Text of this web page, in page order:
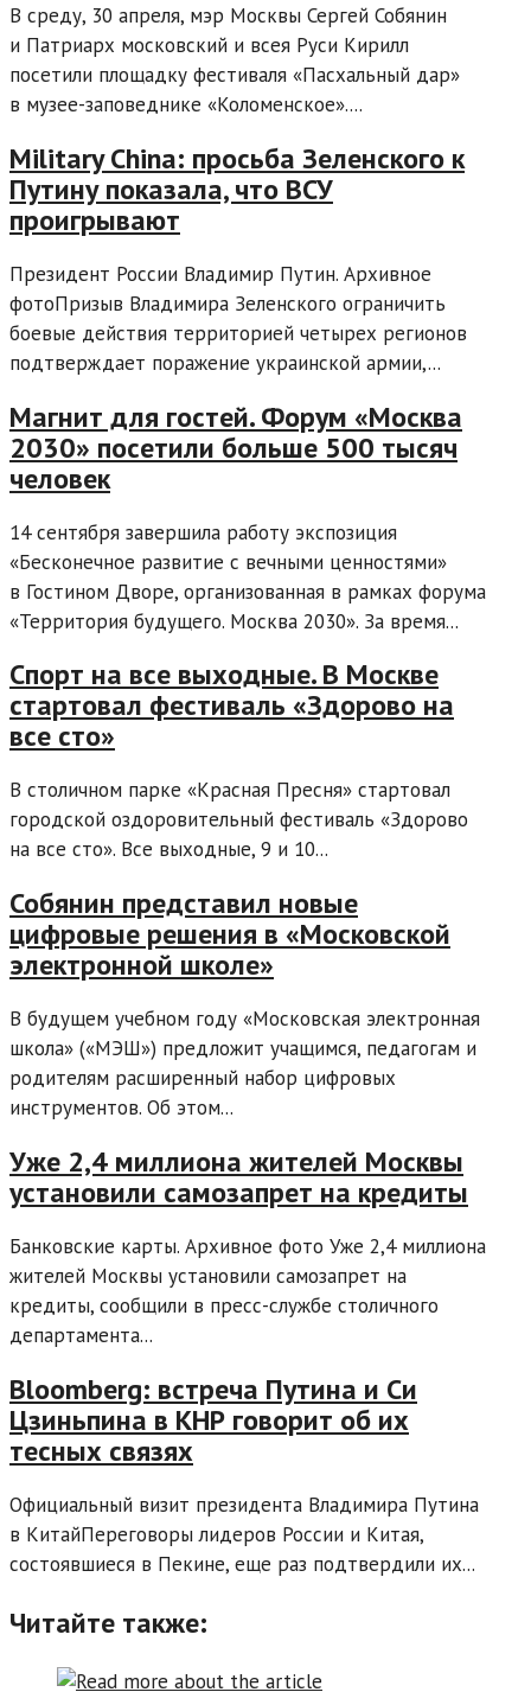
В среду, 30 апреля, мэр Москвы Сергей Собянин
и Патриарх московский и всея Руси Кирилл
посетили площадку фестиваля «Пасхальный дар»
в музее-заповеднике «Коломенское»....
Military China: просьба Зеленского к
Путину показала, что ВСУ
проигрывают
Президент России Владимир Путин. Архивное
фотоПризыв Владимира Зеленского ограничить
боевые действия территорией четырех регионов
подтверждает поражение украинской армии,...
Магнит для гостей. Форум «Москва
2030» посетили больше 500 тысяч
человек
14 сентября завершила работу экспозиция
«Бесконечное развитие с вечными ценностями»
в Гостином Дворе, организованная в рамках форума
«Территория будущего. Москва 2030». За время...
Спорт на все выходные. В Москве
стартовал фестиваль «Здорово на
все сто»
В столичном парке «Красная Пресня» стартовал
городской оздоровительный фестиваль «Здорово
на все сто». Все выходные, 9 и 10...
Собянин представил новые
цифровые решения в «Московской
электронной школе»
В будущем учебном году «Московская электронная
школа» («МЭШ») предложит учащимся, педагогам и
родителям расширенный набор цифровых
инструментов. Об этом...
Уже 2,4 миллиона жителей Москвы
установили самозапрет на кредиты
Банковские карты. Архивное фото Уже 2,4 миллиона
жителей Москвы установили самозапрет на
кредиты, сообщили в пресс-службе столичного
департамента...
Bloomberg: встреча Путина и Си
Цзиньпина в КНР говорит об их
тесных связях
Официальный визит президента Владимира Путина
в КитайПереговоры лидеров России и Китая,
состоявшиеся в Пекине, еще раз подтвердили их...
Читайте также: